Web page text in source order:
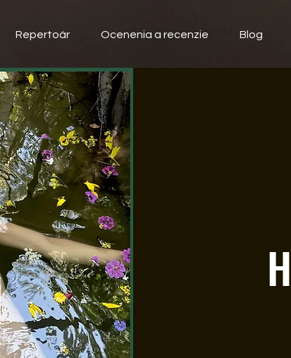
Repertoár Ocenenia a recenzie Blog